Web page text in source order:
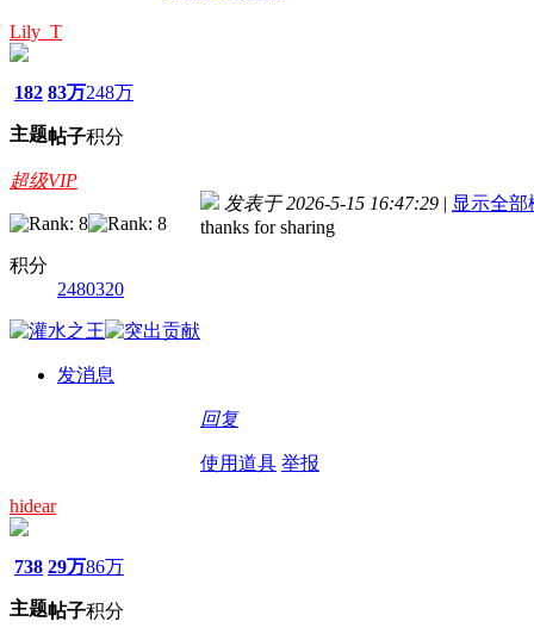
Lily_T
182
主题
83万
帖子
248万
积分
超级VIP
积分
2480320
发消息
发表于 2026-5-15 16:47:29 | 显示全部
thanks for sharing
回复
使用道具 举报
hidear
738
主题
29万
帖子
86万
积分